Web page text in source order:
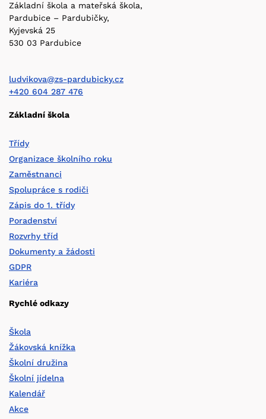
Základní škola a mateřská škola,
Pardubice – Pardubičky,
Kyjevská 25
530 03 Pardubice
ludvikova@zs-pardubicky.cz
+420 604 287 476
Základní škola
Třídy
Organizace školního roku
Zaměstnanci
Spolupráce s rodiči
Zápis do 1. třídy
Poradenství
Rozvrhy tříd
Dokumenty a žádosti
GDPR
Kariéra
Rychlé odkazy
Škola
Žákovská knížka
Školní družina
Školní jídelna
Kalendář
Akce